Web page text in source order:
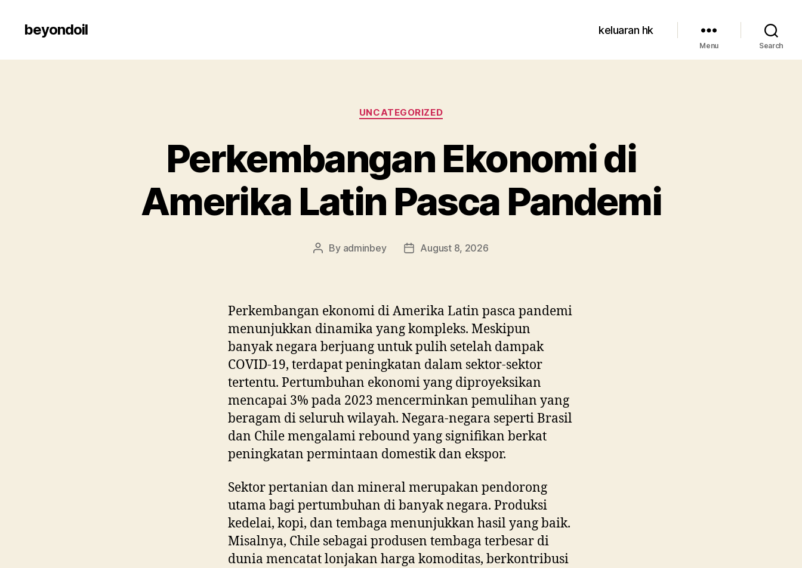
beyondoil keluaran hk
Menu Search
Categories
UNCATEGORIZED
Perkembangan Ekonomi di
Amerika Latin Pasca Pandemi
Post
By adminbey
PostAugust 8, 2026
Perkembangan ekonomi di Amerika Latin pasca pandemi
menunjukkan dinamika yang kompleks. Meskipun
banyak negara berjuang untuk pulih setelah dampak
COVID-19, terdapat peningkatan dalam sektor-sektor
tertentu. Pertumbuhan ekonomi yang diproyeksikan
mencapai 3% pada 2023 mencerminkan pemulihan yang
beragam di seluruh wilayah. Negara-negara seperti Brasil
dan Chile mengalami rebound yang signifikan berkat
peningkatan permintaan domestik dan ekspor.
Sektor pertanian dan mineral merupakan pendorong
utama bagi pertumbuhan di banyak negara. Produksi
kedelai, kopi, dan tembaga menunjukkan hasil yang baik.
Misalnya, Chile sebagai produsen tembaga terbesar di
dunia mencatat lonjakan harga komoditas, berkontribusi